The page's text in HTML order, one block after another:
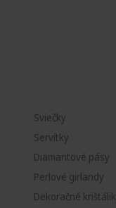
Sviečky
Servítky
Diamantové pásy
Perlové girlandy
Dekoračné